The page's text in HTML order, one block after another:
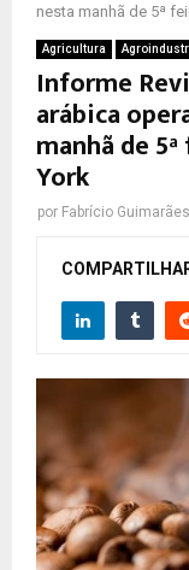
nesta manhã de 5ª
Agricultura
Informe
arábica
manhã de
York
por Fabrício Guimarães